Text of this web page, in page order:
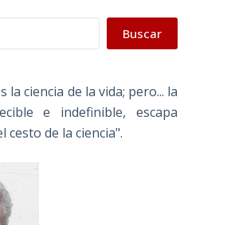
Buscar
la ciencia de la vida; pero... la
e indefinible, escapa
cesto de la ciencia".